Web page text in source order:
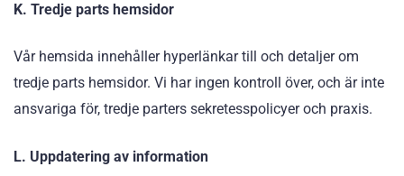
K. Tredje parts hemsidor
Vår hemsida innehåller hyperlänkar till och detaljer om
tredje parts hemsidor. Vi har ingen kontroll över, och är inte
ansvariga för, tredje parters sekretesspolicyer och praxis.
L. Uppdatering av information